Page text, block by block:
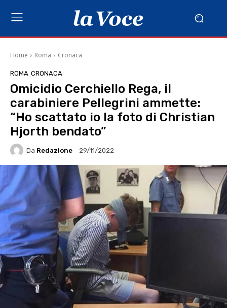
Home Roma Cronaca
ROMA CRONACA
Omicidio Cerchiello Rega, il
carabiniere Pellegrini ammette:
“Ho scattato io la foto di Christian
Hjorth bendato”
Da Redazione 29/11/2022